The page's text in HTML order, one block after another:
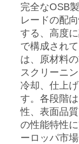
完全なOSB
レードの配
する、高度
で構成され
は、原材料
スクリーニ
冷却、仕上
す。各段階
性、表面品
の性能特性
ーロッパ市